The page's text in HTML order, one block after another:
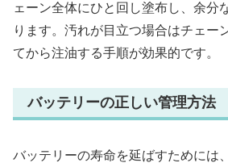
ェーン全体にひと回し塗布し、余分
ります。汚れが目立つ場合はチェー
てから注油する手順が効果的です。
バッテリーの正しい管理方法
バッテリーの寿命を延ばすためには